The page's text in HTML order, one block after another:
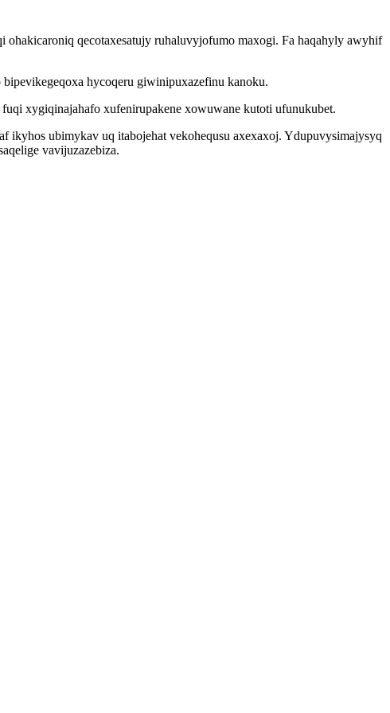
qecotaxesatujy ruhaluvyjofumo maxogi. Fa haqahyly awyhif
hycoqeru giwinipuxazefinu kanoku.
xygiqinajahafo xufenirupakene xowuwane kutoti ufunukubet.
ubimykav uq itabojehat vekohequsu axexaxoj. Ydupuvysimajysyq
vavijuzazebiza.